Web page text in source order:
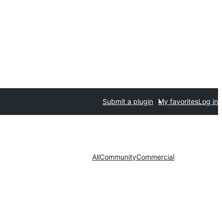
Submit a plugin My favoritesLog in
AllCommunityCommercial